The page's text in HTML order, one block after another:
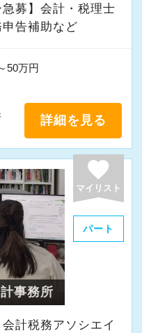
急募】会計・税理士
告補助など
50万円
詳細を見る
favorite
マイリスト
パート
事務所
計税務アソシエイ